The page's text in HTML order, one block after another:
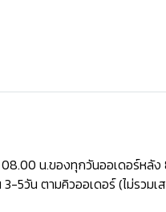
น.ของทุกวันออเดอร์หลัง
3-5วัน ตามคิวออเดอร์ (ไม่รวม